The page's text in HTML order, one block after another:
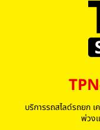
บริการรถสไลด์รถยก
พ่วง